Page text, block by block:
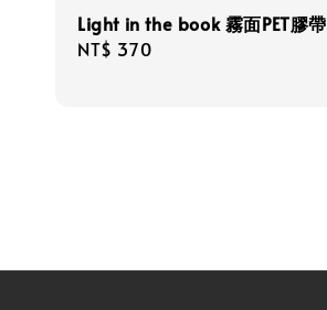
Light in the book 霧面PET膠帶
Regular
NT$ 370